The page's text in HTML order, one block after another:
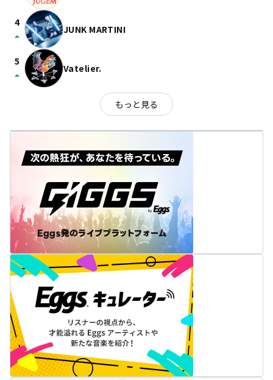
4
arrow_drop_up JUNK MARTINI
5
arrow_drop_up Vatelier.
もっと見る